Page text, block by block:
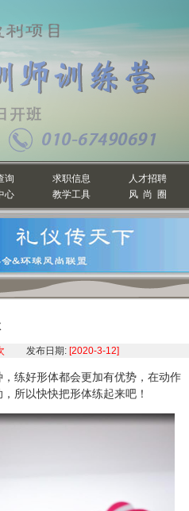
询 求职信息
人才招聘
心 教学工具 风 尚 圈
发布日期: [2020-3-12]
练好形体都会更加有优势，在动作
所以快快把形体练起来吧！